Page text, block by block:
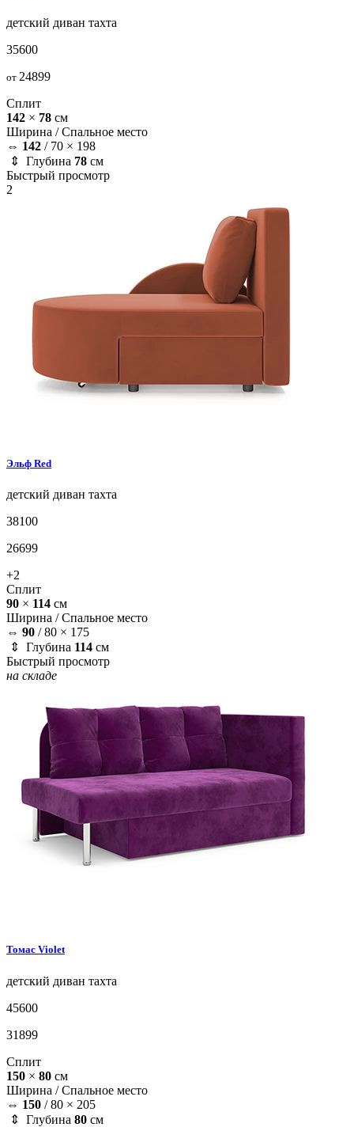
детский диван тахта
35600
от 24899
Сплит
142 × 78 см
Ширина /Спальное место
⇔ 142 / 70 × 198
⇕ Глубина 78 см
Быстрый просмотр
2
Эльф Red
детский диван тахта
38100
26699
+2
Сплит
90 × 114 см
Ширина /Спальное место
⇔ 90 /80 × 175
⇕ Глубина 114 см
Быстрый просмотр
на складе
Томас Violet
детский диван тахта
45600
31899
Сплит
150 × 80 см
Ширина /Спальное место
⇔ 150 /80 × 205
⇕ Глубина 80 см